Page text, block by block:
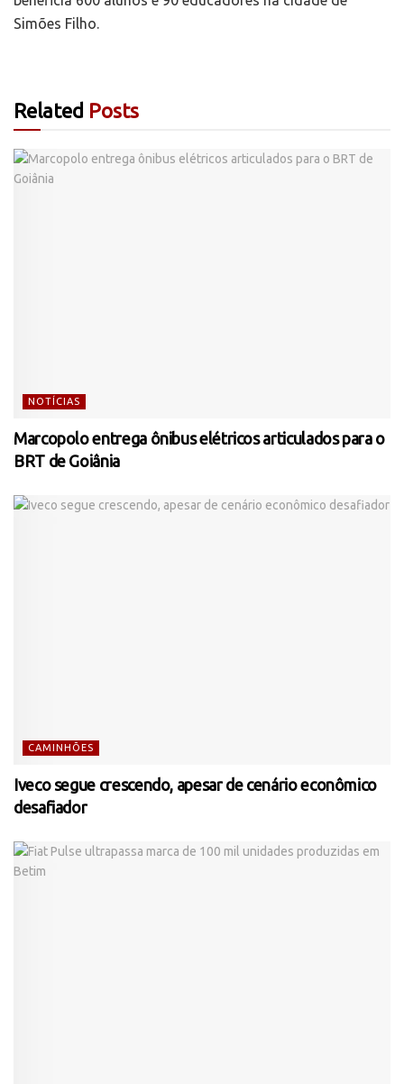
Simões Filho.
Related Posts
NOTÍCIAS
Marcopolo entrega ônibus elétricos articulados para o
BRT de Goiânia
CAMINHÕES
Iveco segue crescendo, apesar de cenário econômico
desafiador